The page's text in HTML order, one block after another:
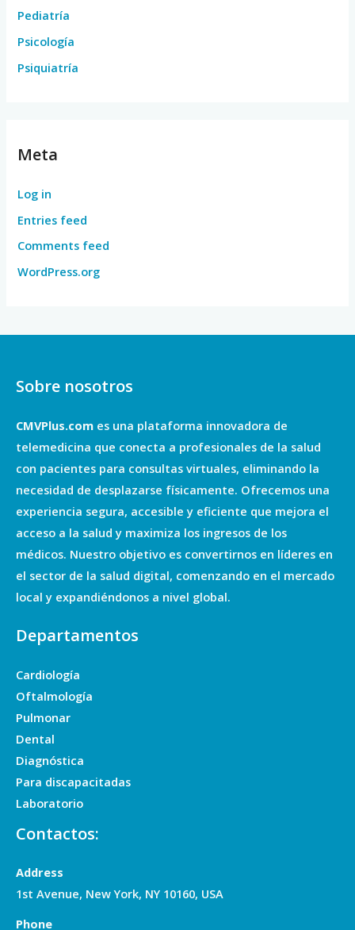
Pediatría
Psicología
Psiquiatría
Meta
Log in
Entries feed
Comments feed
WordPress.org
Sobre nosotros
CMVPlus.com es una plataforma innovadora de
telemedicina que conecta a profesionales de la salud
con pacientes para consultas virtuales, eliminando la
necesidad de desplazarse físicamente. Ofrecemos una
experiencia segura, accesible y eficiente que mejora el
acceso a la salud y maximiza los ingresos de los
médicos. Nuestro objetivo es convertirnos en líderes en
el sector de la salud digital, comenzando en el mercado
local y expandiéndonos a nivel global.
Departamentos
Cardiología
Oftalmología
Pulmonar
Dental
Diagnóstica
Para discapacitadas
Laboratorio
Contactos:
Address
1st Avenue, New York, NY 10160, USA
Phone